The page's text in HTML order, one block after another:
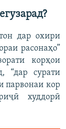
дар охири
расонаҳо”
корҳои
“дар сурати
парвонаи кор
худдорӣ